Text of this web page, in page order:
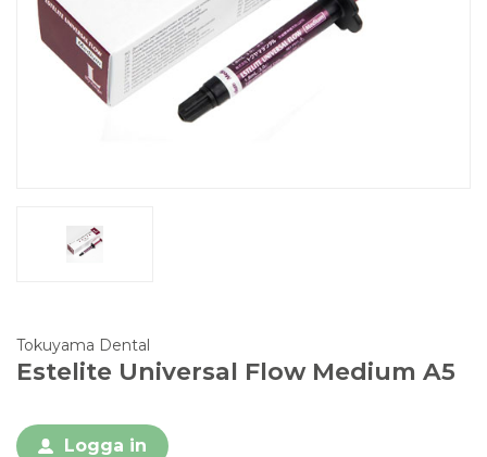
Tokuyama Dental
Estelite Universal Flow Medium A5
Logga in